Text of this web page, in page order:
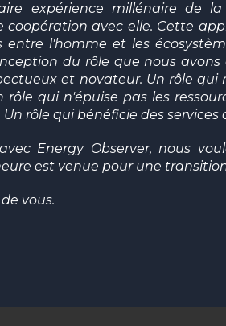
expérience millénaire de
coopération avec elle. Cette
entre l'homme et les
du rôle que nous avons
et novateur. Un rôle
rôle qui n'épuise pas les
rôle qui bénéficie des services
EnergyObserver,nous
est venue pour une
vous.